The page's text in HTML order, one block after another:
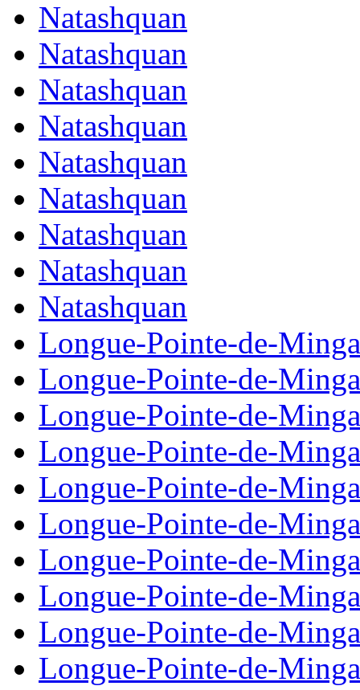
Natashquan
Natashquan
Natashquan
Natashquan
Natashquan
Natashquan
Natashquan
Natashquan
Natashquan
Longue-Pointe-de-
Longue-Pointe-de-
Longue-Pointe-de-
Longue-Pointe-de-
Longue-Pointe-de-
Longue-Pointe-de-
Longue-Pointe-de-
Longue-Pointe-de-
Longue-Pointe-de-
Longue-Pointe-de-